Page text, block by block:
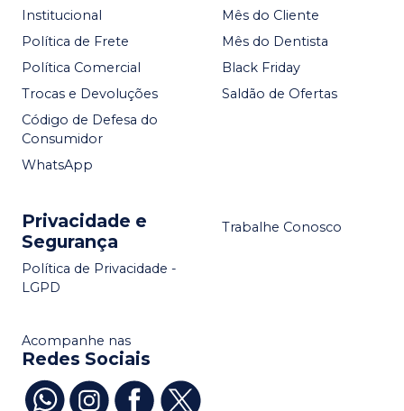
Institucional
Política de Frete
Política Comercial
Trocas e Devoluções
Código de Defesa do
Consumidor
WhatsApp
Mês do Cliente
Mês do Dentista
Black Friday
Saldão de Ofertas
Privacidade e
Segurança
Política de Privacidade -
LGPD
Trabalhe Conosco
Acompanhe nas
Redes Sociais